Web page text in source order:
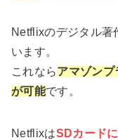
Netflixのデジタル著
います。
これならアマゾン
が可能です。
NetflixはSDカード